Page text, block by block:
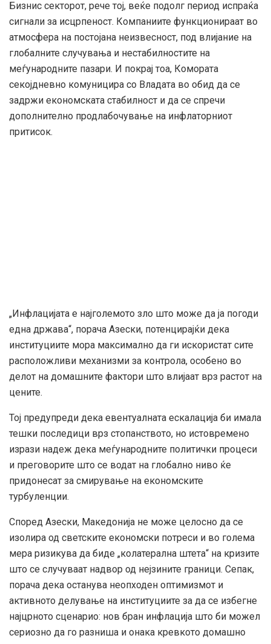
Бизнис секторот, рече тој, веќе подолг период испраќа
сигнали за исцрпеност. Компаниите функционираат во
атмосфера на постојана неизвесност, под влијание на
глобалните случувања и нестабилностите на
меѓународните пазари. И покрај тоа, Комората
секојдневно комуницира со Владата во обид да се
задржи економската стабилност и да се спречи
дополнително продлабочување на инфлаторниот
притисок.
„Инфлацијата е најголемото зло што може да ја погоди
една држава“, порача Азески, потенцирајќи дека
институциите мора максимално да ги искористат сите
расположливи механизми за контрола, особено во
делот на домашните фактори што влијаат врз растот на
цените.
Тој предупреди дека евентуалната ескалација би имала
тешки последици врз стопанството, но истовремено
изрази надеж дека меѓународните политички процеси
и преговорите што се водат на глобално ниво ќе
придонесат за смирување на економските
турбуленции.
Според Азески, Македонија не може целосно да се
изолира од светските економски потреси и во голема
мера ризикува да биде „колатерална штета“ на кризите
што се случуваат надвор од нејзините граници. Сепак,
порача дека останува неопходен оптимизмот и
активното делување на институциите за да се избегне
најцрното сценарио: нов бран инфлација што би можел
сериозно да го разниша и онака кревкото домашно